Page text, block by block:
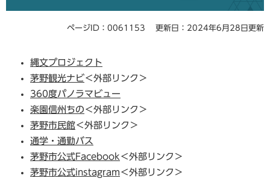
ページID：0061153 更新日：2024年6月28日更新
縄文プロジェクト
茅野観光ナビ＜外部リンク＞
360度パノラマビュー
楽園信州ちの​＜外部リンク＞
茅野市民館＜外部リンク＞
通学・通勤バス
茅野市公式Facebook＜外部リンク＞
茅野市公式instagram＜外部リンク＞